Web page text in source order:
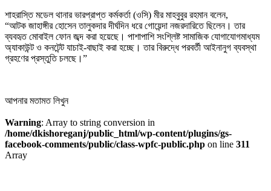
শাহরাস্তি মডেল থানার ভারপ্রাপ্ত কর্মকর্তা (ওসি) মীর মাহবুবুর রহমান বলেন,
“আটক জাহাঙ্গীর হোসেন তালুকদার দীর্ঘদিন ধরে গোয়েন্দা নজরদারিতে ছিলেন। তার
ব্যবহৃত মোবাইল ফোন জব্দ করা হয়েছে। পাশাপাশি সংশ্লিষ্ট সামাজিক যোগাযোগমাধ্যম
অ্যাকাউন্ট ও কনটেন্ট যাচাই-বাছাই করা হচ্ছে। তার বিরুদ্ধে পরবর্তী আইনানুগ ব্যবস্থা
গ্রহণের প্রস্তুতি চলছে।”
আপনার মতামত লিখুন
Warning: Array to string conversion in
/home/dkishoreganj/public_html/wp-content/plugins/gs-
facebook-comments/public/class-wpfc-public.php on line 311
Array